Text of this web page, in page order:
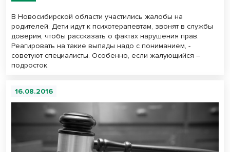
В Новосибирской области участились жалобы на
родителей. Дети идут к психотерапевтам, звонят в службы
доверия, чтобы рассказать о фактах нарушения прав.
Реагировать на такие выпады надо с пониманием, -
советуют специалисты. Особенно, если жалующийся –
подросток.
16.08.2016